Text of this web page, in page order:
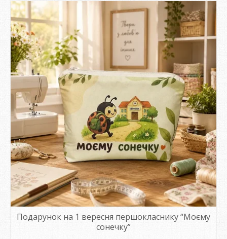
Подарунок на 1 вересня першокласнику “Моєму
сонечку”